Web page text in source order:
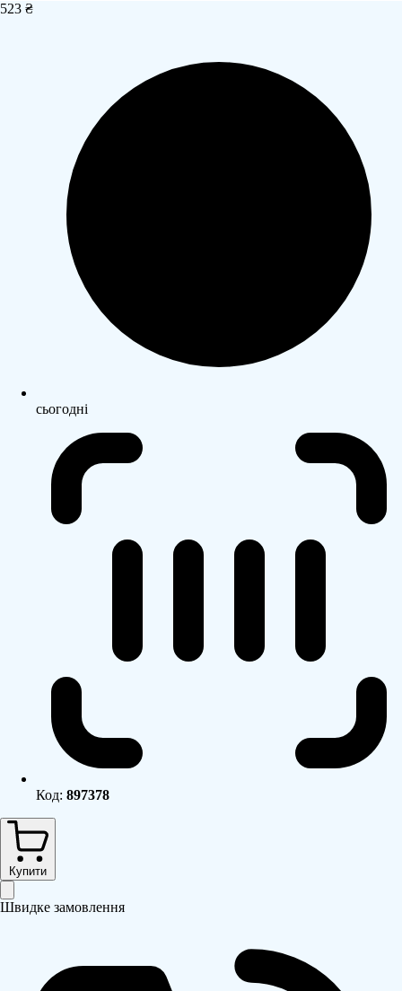
523 ₴
сьогодні
Код: 897378
Купити
Швидке замовлення